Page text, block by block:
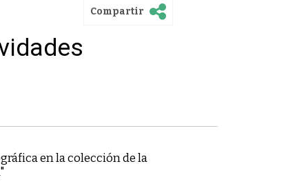
Compartir
en la colección de la